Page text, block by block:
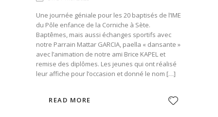
Une journée géniale pour les 20 baptisés de l’IME
du Pôle enfance de la Corniche à Sète.
Baptêmes, mais aussi échanges sportifs avec
notre Parrain Mattar GARCIA, paella « dansante »
avec l’animation de notre ami Brice KAPEL et
remise des diplômes. Les jeunes qui ont réalisé
leur affiche pour l’occasion et donné le nom […]
READ MORE